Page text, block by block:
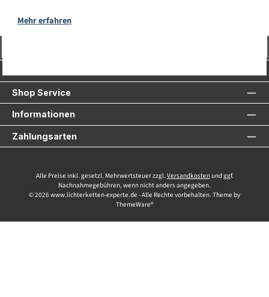
Mehr erfahren
Shop Service
Informationen
Zahlungsarten
Alle Preise inkl. gesetzl. Mehrwertsteuer zzgl. Versandkostenund ggf.
Nachnahmegebühren, wenn nicht anders angegeben.
© 2026 www.lichterketten-experte.de - Alle Rechte vorbehalten. Theme by
ThemeWare®